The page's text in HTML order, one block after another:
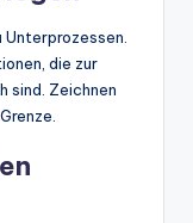
die zur
sind. Zeichnen